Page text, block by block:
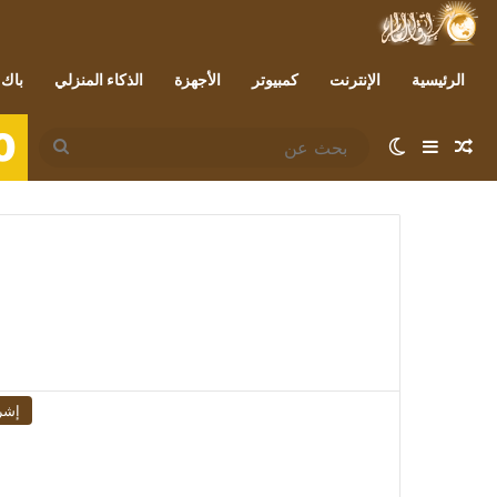
الرئيسية الإنترنت كمبيوتر الأجهزة الذكاء المنزلي
مقال عشوائي
إضافة عمود جانبي
الوضع المظلم
بحث
عن